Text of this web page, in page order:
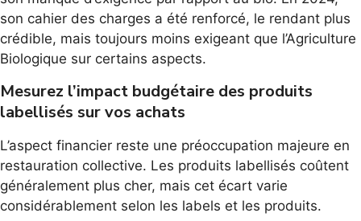
son cahier des charges a été renforcé, le rendant plus
crédible, mais toujours moins exigeant que l’Agriculture
Biologique sur certains aspects.
Mesurez l’impact budgétaire des produits
labellisés sur vos achats
L’aspect financier reste une préoccupation majeure en
restauration collective. Les produits labellisés coûtent
généralement plus cher, mais cet écart varie
considérablement selon les labels et les produits.